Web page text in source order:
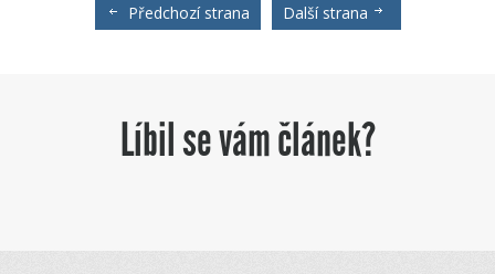
Předchozí strana Další strana
Líbil se vám článek?